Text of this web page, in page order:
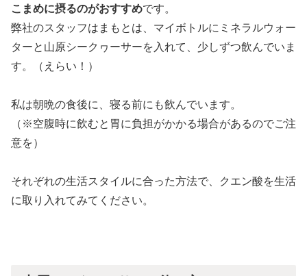
こまめに摂るのがおすすめです。
弊社のスタッフはまもとは、マイボトルにミネラルウォー
ターと山原シークヮーサーを入れて、少しずつ飲んでいま
す。（えらい！）
私は朝晩の食後に、寝る前にも飲んでいます。
（※空腹時に飲むと胃に負担がかかる場合があるのでご注
意を）
それぞれの生活スタイルに合った方法で、クエン酸を生活
に取り入れてみてください。